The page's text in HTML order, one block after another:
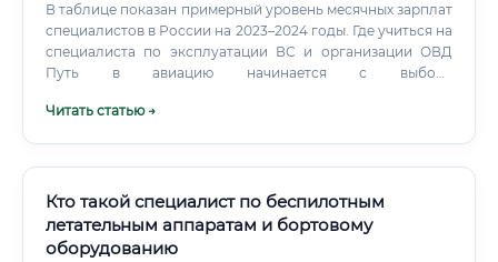
В таблице показан примерный уровень месячных зарплат
специалистов в России на 2023–2024 годы. Где учиться на
специалиста по эксплуатации ВС и организации ОВД
Путь в авиацию начинается с выбора
действует строгая система подготовки пилотов и
Читать статью →
Кто такой специалист по беспилотным
летательным аппаратам и бортовому
оборудованию